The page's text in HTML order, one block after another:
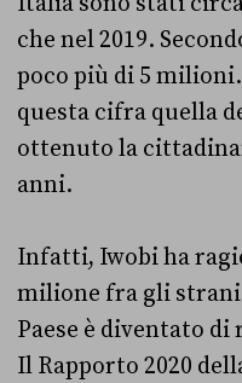
che nel 2019.
poco più di 5
questa cifra quella
ottenuto la
anni.
Infatti, Iwobi ha
milione fra gli
Paese è diventato
Il Rapporto 2020